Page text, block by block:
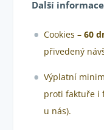
Další informace
Cookies –60
přivedený
Výplatní
proti faktuře i
u nás).